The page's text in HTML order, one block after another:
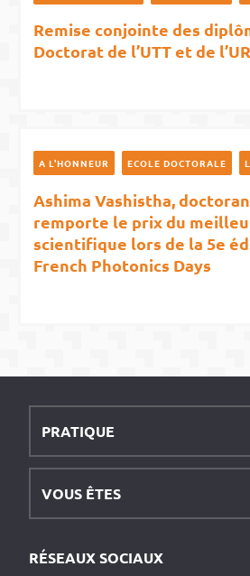
Remise conjointe des
Doctorat de l’UTT et de
A L'HONNEUR ECOLE DOCTORALE
Ashima Vashistha,
remporte le prix du
scientifique lors de la 5e
French Photonics Days
PRATIQUE
VOUS ÊTES
RÉSEAUX SOCIAUX